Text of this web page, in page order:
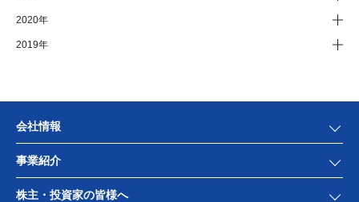
2020年
2019年
会社情報
事業紹介
株主・投資家の皆様へ